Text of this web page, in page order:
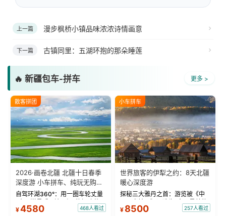
上一篇 漫步枫桥小镇品味浓浓诗情画意
下一篇 古镇同里：五湖环抱的那朵睡莲
🔥 新疆包车-拼车 更多 >
散客拼团
2026·画卷北疆 北疆十日春季
深度游 小车拼车、纯玩无购
物！
自驾环湖360°：用一圈车轮丈量
“大西洋最后一滴眼泪”的极致蔚
蓝。 赛湖旅拍：甄选多款风格服
¥4580 468人看过
小车拼车
世界旅客的伊犁之约：8天北疆
暖心深度游
探秘三大雅丹之首：游览被《中
国国家地理》评选为“中国最美的
三大雅丹”第一名的克拉玛依魔鬼
¥ 8500 257人看过